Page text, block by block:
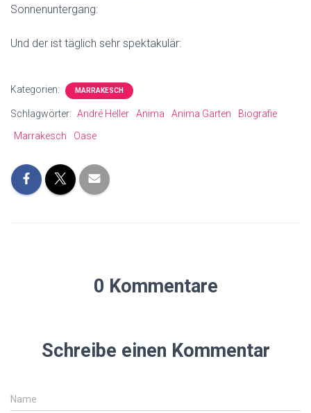
Sonnenuntergang:
Und der ist täglich sehr spektakulär:
Kategorien: MARRAKESCH
Schlagwörter: André Heller Anima Anima Garten
Biografie
Marrakesch
Oase
0 Kommentare
Schreibe einen Kommentar
Name